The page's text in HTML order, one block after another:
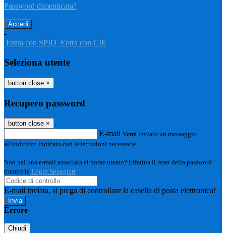
Password dimenticata?
-
Entra con SPID Entra con CIE
Seleziona utente
button close ×
Recupero password
button close ×
E-mail Verrà inviato un messaggio
all'indirizzo indicato con le istruzioni necessarie.
Non hai una e-mail associata al nome utente? Effettua il reset della password
tramite la Login Spaggiari
E-mail inviata, si prega di controllare la casella di posta elettronica!
Errore
Chiudi